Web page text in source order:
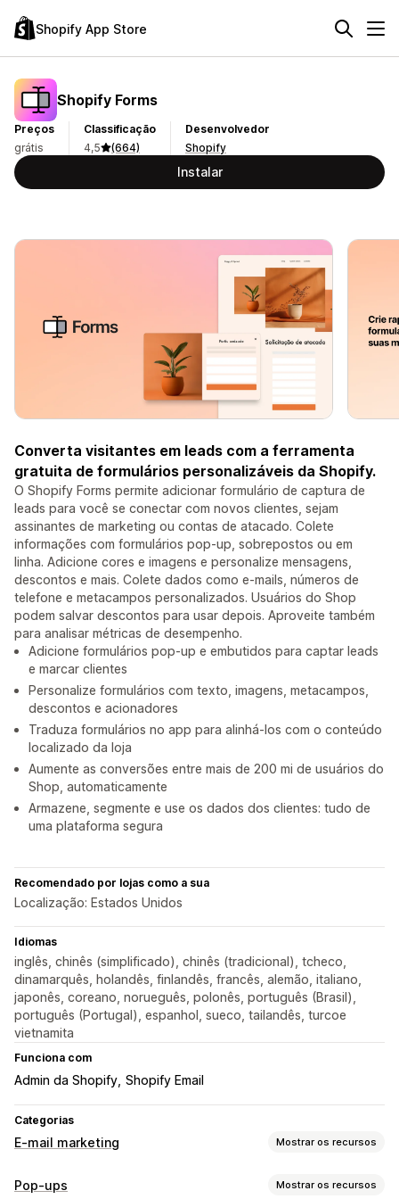
Shopify App Store
Shopify Forms
Preços
grátis
Classificação
4,5
(664)
Desenvolvedor
Shopify
Instalar
Converta visitantes em leads com a ferramenta
gratuita de formulários personalizáveis da Shopify.
O Shopify Forms permite adicionar formulário de captura de
leads para você se conectar com novos clientes, sejam
assinantes de marketing ou contas de atacado. Colete
informações com formulários pop-up, sobrepostos ou em
linha. Adicione cores e imagens e personalize mensagens,
descontos e mais. Colete dados como e-mails, números de
telefone e metacampos personalizados. Usuários do Shop
podem salvar descontos para usar depois. Aproveite também
para analisar métricas de desempenho.
Adicione formulários pop-up e embutidos para captar leads
e marcar clientes
Personalize formulários com texto, imagens, metacampos,
descontos e acionadores
Traduza formulários no app para alinhá-los com o conteúdo
localizado da loja
Aumente as conversões entre mais de 200 mi de usuários do
Shop, automaticamente
Armazene, segmente e use os dados dos clientes: tudo de
uma plataforma segura
Recomendado por lojas como a sua
Localização: Estados Unidos
Idiomas
inglês, chinês (simplificado), chinês (tradicional), tcheco,
dinamarquês, holandês, finlandês, francês, alemão, italiano,
japonês, coreano, norueguês, polonês, português (Brasil),
português (Portugal), espanhol, sueco, tailandês, turcoe
vietnamita
Funciona com
Admin da Shopify Shopify Email
Categorias
E-mail marketing Mostrar os recursos
Tipos de campanhas
Pop-ups Mostrar os recursos